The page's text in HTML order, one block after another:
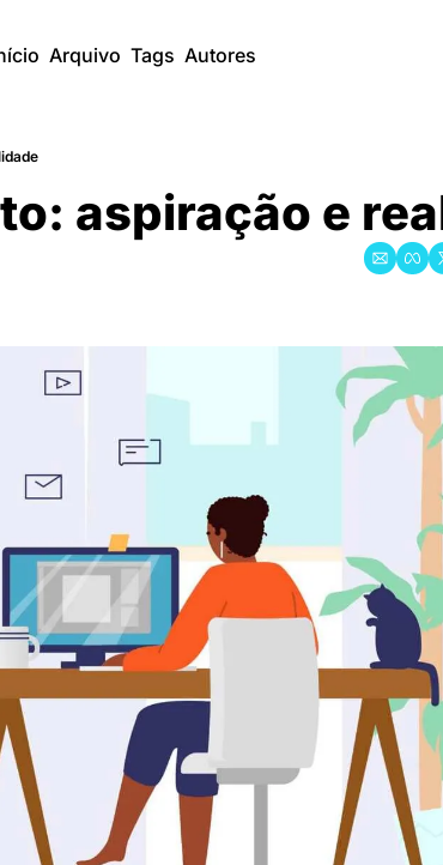
Arquivo Tags Autores
aspiração e